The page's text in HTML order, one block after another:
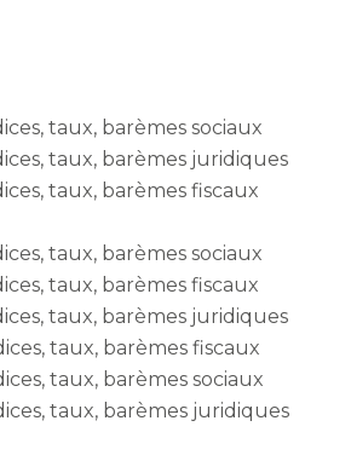
taux, barèmes sociaux
taux, barèmes juridiques
taux, barèmes fiscaux
taux, barèmes sociaux
taux, barèmes fiscaux
taux, barèmes juridiques
taux, barèmes fiscaux
taux, barèmes sociaux
taux, barèmes juridiques